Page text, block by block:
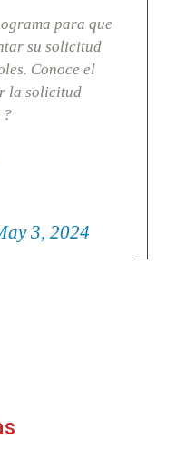
para que
su solicitud
Conoce el
la solicitud
?
3, 2024